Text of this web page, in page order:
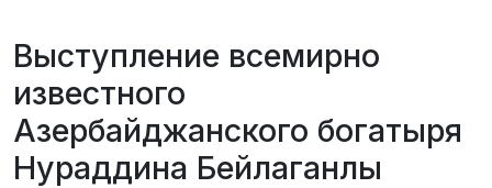
Выступление всемирно
известного
Азербайджанского богатыря
Нураддина Бейлаганлы